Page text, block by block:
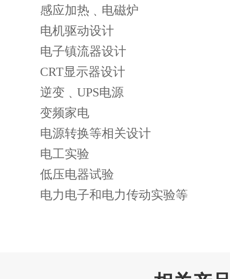
感应加热﹑电磁炉
电机驱动设计
电子镇流器设计
CRT显示器设计
逆变﹑UPS电源
变频家电
电源转换等相关设计
电工实验
低压电器试验
电力电子和电力传动实验等